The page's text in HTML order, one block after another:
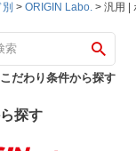
ORIGIN Labo. 汎用 |
こだわり条件から探す
探す